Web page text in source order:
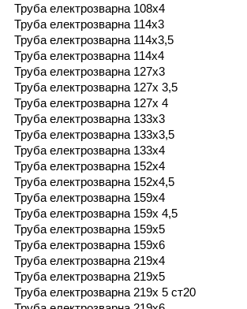
Труба електрозварна 108х4
Труба електрозварна 114х3
Труба електрозварна 114х3,5
Труба електрозварна 114х4
Труба електрозварна 127х3
Труба електрозварна 127х 3,5
Труба електрозварна 127х 4
Труба електрозварна 133х3
Труба електрозварна 133х3,5
Труба електрозварна 133х4
Труба електрозварна 152х4
Труба електрозварна 152х4,5
Труба електрозварна 159х4
Труба електрозварна 159х 4,5
Труба електрозварна 159х5
Труба електрозварна 159х6
Труба електрозварна 219х4
Труба електрозварна 219х5
Труба електрозварна 219х 5 ст20